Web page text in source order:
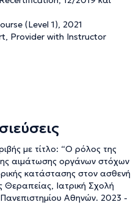
(Level 1), 2021
Provider with Instructor
με τίτλο: “Ο ρόλος της
αιμάτωσης οργάνων στόχων
κατάστασης στον ασθενή
Θεραπείας, Ιατρική Σχολή
Αθηνών. 2023 -